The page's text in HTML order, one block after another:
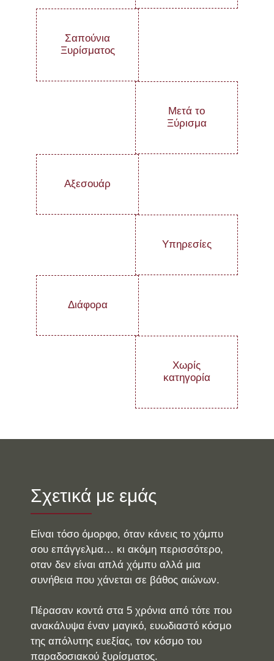
Σαπούνια
Ξυρίσματος
Μετά το
Ξύρισμα
Αξεσουάρ
Υπηρεσίες
Διάφορα
Χωρίς
κατηγορία
Σχετικά με εμάς
Είναι τόσο όμορφο, όταν κάνεις το χόμπυ
σου επάγγελμα… κι ακόμη περισσότερο,
οταν δεν είναι απλά χόμπυ αλλά μια
συνήθεια που χάνεται σε βάθος αιώνων.
Πέρασαν κοντά στα 5 χρόνια από τότε που
ανακάλυψα έναν μαγικό, ευωδιαστό κόσμο
της απόλυτης ευεξίας, τον κόσμο του
παραδοσιακού ξυρίσματος.